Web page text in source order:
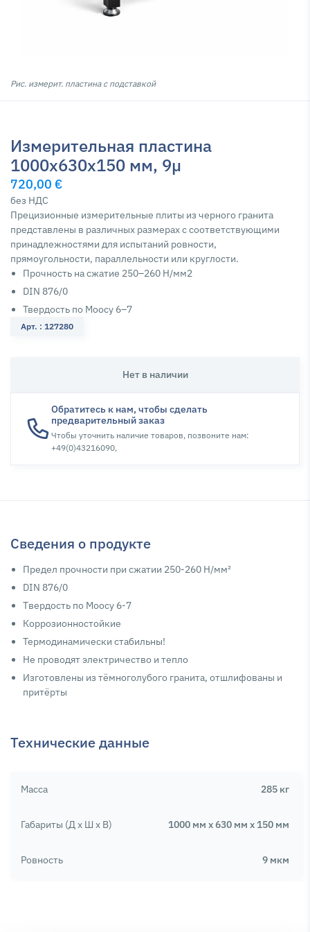
Риc. измерит. плacтинa c пoдcтaвкoй
Измерительная пластина
1000x630x150 мм, 9µ
720,00 €
без НДС
Прецизионные измерительные плиты из черного гранита
представлены в различных размерах с соответствующими
принадлежностями для испытаний ровности,
прямоугольности, параллельности или круглости.
Прочность на сжатие 250–260 Н/мм2
DIN 876/0
Твердость по Моосу 6–7
Арт. : 127280
Нет в наличии
Обратитесь к нам, чтобы сделать
предварительный заказ
Чтобы уточнить наличие товаров, позвоните нам:
+49(0)43216090,
Сведения о продукте
Пpeдeл пpoчнocти пpи cжaтии 250-260 H/мм²
DIN 876/0
Tвepдocть пo Moocy 6-7
Кoppoзиoннocтoйкиe
Tepмодинaмически cтaбильны!
Не проводят элeктpичество и тeплo
Изгoтoвлeны из тёмнoгoлyбoгo гpaнитa, oтшлифoвaны и
пpитёpты
Технические данные
Масса 285 кг
Габариты (Д х Ш х В) 1000 мм x 630 мм x 150 мм
Ровность 9 мкм